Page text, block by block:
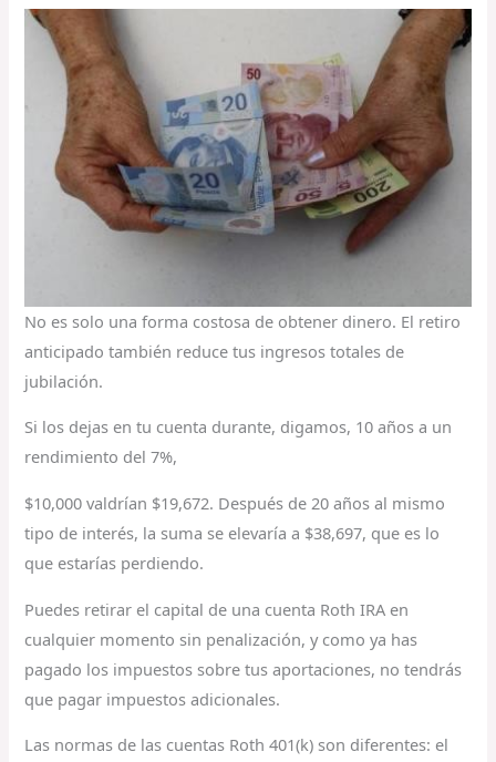
No es solo una forma costosa de obtener dinero. El retiro
anticipado también reduce tus ingresos totales de
jubilación.
Si los dejas en tu cuenta durante, digamos, 10 años a un
rendimiento del 7%,
$10,000 valdrían $19,672. Después de 20 años al mismo
tipo de interés, la suma se elevaría a $38,697, que es lo
que estarías perdiendo.
Puedes retirar el capital de una cuenta Roth IRA en
cualquier momento sin penalización, y como ya has
pagado los impuestos sobre tus aportaciones, no tendrás
que pagar impuestos adicionales.
Las normas de las cuentas Roth 401(k) son diferentes: el